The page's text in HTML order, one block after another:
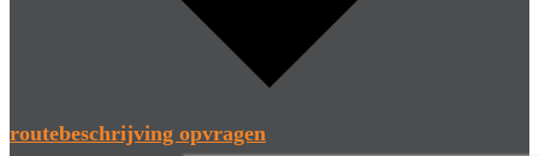
routebeschrijving opvragen